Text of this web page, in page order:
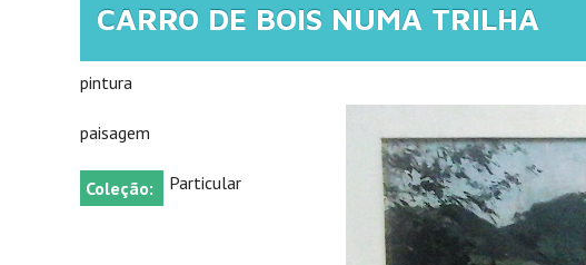
CARRO DE BOIS NUMA TRILHA
pintura
paisagem
Coleção: Particular